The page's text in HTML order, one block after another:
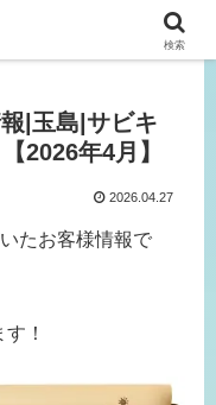
おまかせ！
|玉島|サビキ
2026年4月】
2026.04.27
たお客様情報で
！
検索